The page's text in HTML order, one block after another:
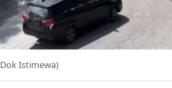
Istimewa)